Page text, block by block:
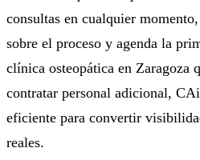
consultas en cualquier
sobre el proceso y agenda la
clínica osteopática en Zaragoza
contratar personal adicional,
eficiente para convertir
reales.